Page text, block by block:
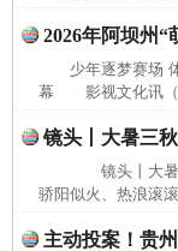
2026年阿坝州“
少年逐梦赛场
幕 影视文化讯（
镜头丨大暑三
镜头丨大暑
骄阳似火、热浪滚
主动投案！贵